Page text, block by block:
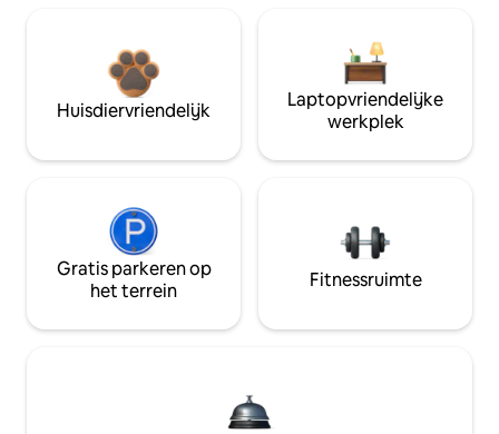
Huisdiervriendelijk
Laptopvriendelijke
werkplek
Gratis parkeren op
het terrein
Fitnessruimte